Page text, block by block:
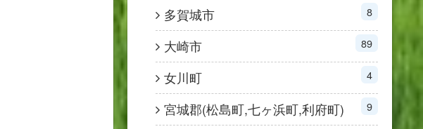
多賀城市 8
大崎市 89
女川町 4
宮城郡(松島町,七ヶ浜町,利府町) 9